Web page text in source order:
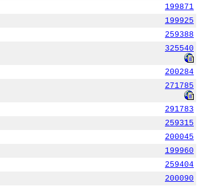
199871
199925
259388
325540
200284
271785
291783
259315
200045
199960
259404
200090